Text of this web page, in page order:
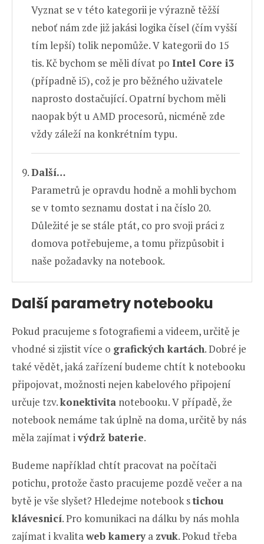
Vyznat se v této kategorii je výrazně těžší
neboť nám zde již jakási logika čísel (čím vyšší
tím lepší) tolik nepomůže. V kategorii do 15
tis. Kč bychom se měli dívat po Intel Core i3
(případně i5), což je pro běžného uživatele
naprosto dostačující. Opatrní bychom měli
naopak být u AMD procesorů, nicméně zde
vždy záleží na konkrétním typu.
Další…
Parametrů je opravdu hodně a mohli bychom
se v tomto seznamu dostat i na číslo 20.
Důležité je se stále ptát, co pro svoji práci z
domova potřebujeme, a tomu přizpůsobit i
naše požadavky na notebook.
Další parametry notebooku
Pokud pracujeme s fotografiemi a videem, určitě je
vhodné si zjistit více o grafických kartách. Dobré je
také vědět, jaká zařízení budeme chtít k notebooku
připojovat, možnosti nejen kabelového připojení
určuje tzv.konektivita notebooku. V případě, že
notebook nemáme tak úplně na doma, určitě by nás
měla zajímat ivýdrž baterie.
Budeme například chtít pracovat na počítači
potichu, protože často pracujeme pozdě večer a na
bytě je vše slyšet? Hledejme notebook stichou
klávesnicí. Pro komunikaci na dálku by nás mohla
zajímat i kvalitaweb kamerya zvuk. Pokud třeba